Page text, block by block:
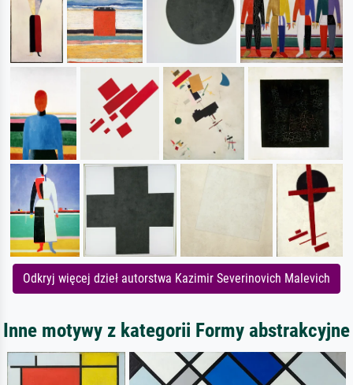
Odkryj więcej dzieł autorstwa Kazimir Severinovich Malevich
Inne motywy z kategorii Formy abstrakcyjne